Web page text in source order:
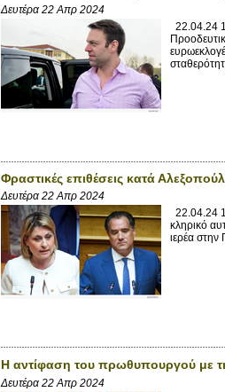
Δευτέρα 22 Απρ 2024
22.04.24
Φραστικές επιθέσεις κατά
Δευτέρα 22 Απρ 2024
22.04.24
κληρικό
ιερέα
Η αντίφαση του πρωθυπουργού με
Δευτέρα 22 Απρ 2024